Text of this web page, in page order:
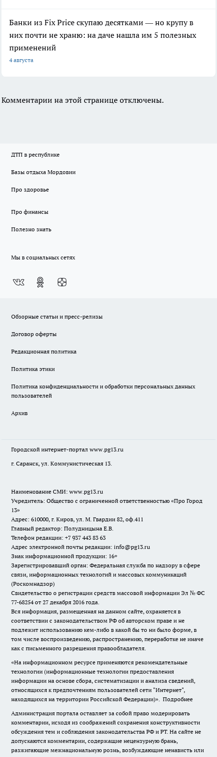
Банки из Fix Price скупаю десятками — но крупу в
них почти не храню: на даче нашла им 5 полезных
применений
4 августа
Комментарии на этой странице отключены.
ДТП в республике
Базы отдыха Мордовии
Про здоровье
Про финансы
Полезно знать
Мы в социальных сетях
Обзорные статьи и пресс-релизы
Договор оферты
Редакционная политика
Политика этики
Политика конфиденциальности и обработки персональных данных
пользователей
Архив
Городской интернет-портал www.pg13.ru
г. Саранск, ул. Коммунистическая 13.
Наименование СМИ: www.pg13.ru
Учредитель: Общество с ограниченной ответственностью «Про Город
13»
Адрес: 610000, г. Киров, ул. М. Гвардии 82, оф.411
Главный редактор: Полудницына Е.В.
Телефон редакции: +7 937 443 83 63
Адрес электронной почты редакции: info@pg13.ru
Знак информационной продукции: 16+
Зарегистрировавший орган: Федеральная служба по надзору в сфере
связи, информационных технологий и массовых коммуникаций
(Роскомнадзор)
Свидетельство о регистрации средств массовой информации Эл № ФС
77-68254 от 27 декабря 2016 года.
Вся информация, размещенная на данном сайте, охраняется в
соответствии с законодательством РФ об авторском праве и не
подлежит использованию кем-либо в какой бы то ни было форме, в
том числе воспроизведению, распространению, переработке не иначе
как с письменного разрешения правообладателя.
«На информационном ресурсе применяются рекомендательные
технологии (информационные технологии предоставления
информации на основе сбора, систематизации и анализа сведений,
относящихся к предпочтениям пользователей сети "Интернет",
находящихся на территории Российской Федерации)». Подробнее
Администрация портала оставляет за собой право модерировать
комментарии, исходя из соображений сохранения конструктивности
обсуждения тем и соблюдения законодательства РФ и РТ. На сайте не
допускаются комментарии, содержащие нецензурную брань,
разжигающие межнациональную рознь, возбуждающие ненависть или